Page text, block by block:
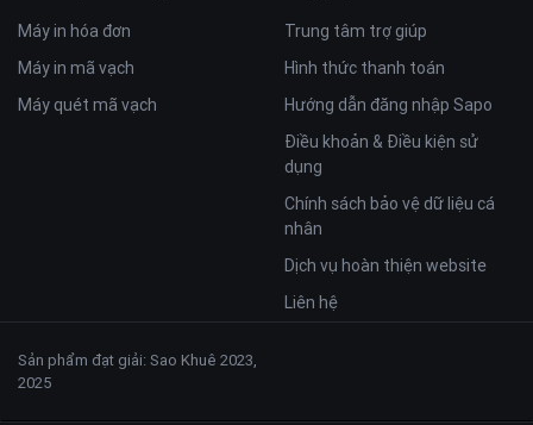
Máy in hóa đơn
Máy in mã vạch
Máy quét mã vạch
Trung tâm trợ giúp
Hình thức thanh toán
Hướng dẫn đăng nhập Sapo
Điều khoản & Điều kiện sử
dụng
Chính sách bảo vệ dữ liệu cá
nhân
Dịch vụ hoàn thiện website
Liên hệ
Sản phẩm đạt giải: Sao Khuê 2023,
2025